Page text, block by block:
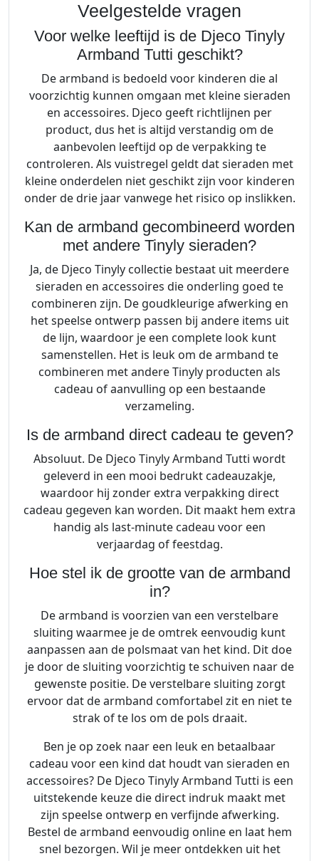
Veelgestelde vragen
Voor welke leeftijd is de Djeco Tinyly
Armband Tutti geschikt?
De armband is bedoeld voor kinderen die al
voorzichtig kunnen omgaan met kleine sieraden
en accessoires. Djeco geeft richtlijnen per
product, dus het is altijd verstandig om de
aanbevolen leeftijd op de verpakking te
controleren. Als vuistregel geldt dat sieraden met
kleine onderdelen niet geschikt zijn voor kinderen
onder de drie jaar vanwege het risico op inslikken.
Kan de armband gecombineerd worden
met andere Tinyly sieraden?
Ja, de Djeco Tinyly collectie bestaat uit meerdere
sieraden en accessoires die onderling goed te
combineren zijn. De goudkleurige afwerking en
het speelse ontwerp passen bij andere items uit
de lijn, waardoor je een complete look kunt
samenstellen. Het is leuk om de armband te
combineren met andere Tinyly producten als
cadeau of aanvulling op een bestaande
verzameling.
Is de armband direct cadeau te geven?
Absoluut. De Djeco Tinyly Armband Tutti wordt
geleverd in een mooi bedrukt cadeauzakje,
waardoor hij zonder extra verpakking direct
cadeau gegeven kan worden. Dit maakt hem extra
handig als last-minute cadeau voor een
verjaardag of feestdag.
Hoe stel ik de grootte van de armband
in?
De armband is voorzien van een verstelbare
sluiting waarmee je de omtrek eenvoudig kunt
aanpassen aan de polsmaat van het kind. Dit doe
je door de sluiting voorzichtig te schuiven naar de
gewenste positie. De verstelbare sluiting zorgt
ervoor dat de armband comfortabel zit en niet te
strak of te los om de pols draait.
Ben je op zoek naar een leuk en betaalbaar
cadeau voor een kind dat houdt van sieraden en
accessoires? De Djeco Tinyly Armband Tutti is een
uitstekende keuze die direct indruk maakt met
zijn speelse ontwerp en verfijnde afwerking.
Bestel de armband eenvoudig online en laat hem
snel bezorgen. Wil je meer ontdekken uit het